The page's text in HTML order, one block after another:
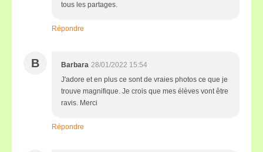
tous les partages.
Répondre
B Barbara 28/01/2022 15:54
J'adore et en plus ce sont de vraies photos ce que je
trouve magnifique. Je crois que mes élèves vont être
ravis. Merci
Répondre